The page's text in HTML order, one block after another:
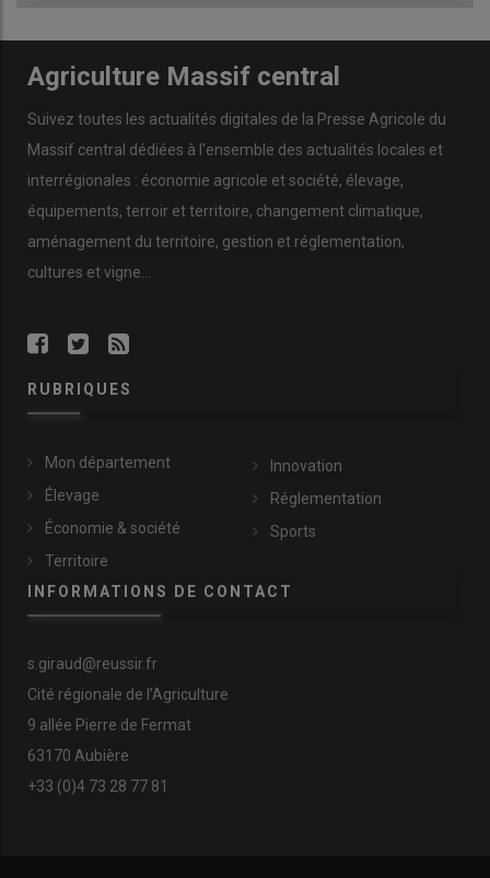
Agriculture Massif central
Suivez toutes les actualités digitales de la Presse Agricole du
Massif central dédiées à l'ensemble des actualités locales et
interrégionales : économie agricole et société, élevage,
équipements, terroir et territoire, changement climatique,
aménagement du territoire, gestion et réglementation,
cultures et vigne...
RUBRIQUES
Mon département
Élevage
Économie & société
Territoire
Innovation
Réglementation
Sports
INFORMATIONS DE CONTACT
s.giraud@reussir.fr
Cité régionale de l’Agriculture
9 allée Pierre de Fermat
63170 Aubière
+33 (0)4 73 28 77 81